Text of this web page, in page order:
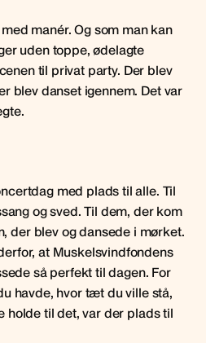
manér. Og som man kan
uden toppe, ødelagte
til privat party. Der blev
blev danset igennem. Det var
med plads til alle. Til
og sved. Til dem, der kom
der blev og dansede i mørket.
at Muskelsvindfondens
så perfekt til dagen. For
havde, hvor tæt du ville stå,
holde til det, var der plads til